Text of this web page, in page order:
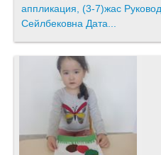
аппликация, (3-7)жас Руководитель: Бегалиева Самал
Сейлбековна Дата...